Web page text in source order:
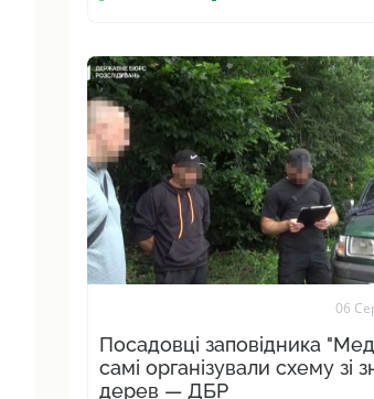
06
Посадовці заповідника
самі організували схему зі
дерев — ДБР